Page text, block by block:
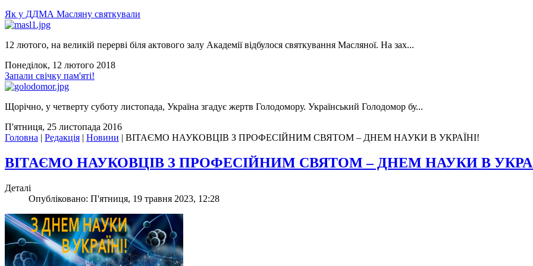
Як у ДДМА Масляну святкували
12 лютого, на великій перерві біля актового залу Академії відбулося святкування Масляної. На зах...
Понеділок, 12 лютого 2018
Запали свічку пам'яті!
Щорічно, у четверту суботу листопада, Україна згадує жертв Голодомору. Український Голодомор бу...
П'ятниця, 25 листопада 2016
Головна | Редакція | Новини | ВІТАЄМО НАУКОВЦІВ З ПРОФЕСІЙНИМ СВЯТОМ – ДНЕМ НАУКИ В УКРАЇНІ!
ВІТАЄМО НАУКОВЦІВ З ПРОФЕСІЙНИМ СВЯТОМ – ДНЕМ НАУКИ В
Деталі
Опубліковано: П'ятниця, 19 травня 2023, 12:28